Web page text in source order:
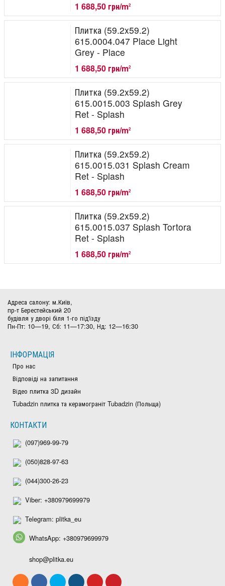
1 688,50 грн/m2
Плитка (59.2x59.2)
615.0004.047 Place Light
Grey - Place
1 688,50 грн/m2
Плитка (59.2x59.2)
615.0015.003 Splash Grey
Ret - Splash
1 688,50 грн/m2
Плитка (59.2x59.2)
615.0015.031 Splash Cream
Ret - Splash
1 688,50 грн/m2
Плитка (59.2x59.2)
615.0015.037 Splash Tortora
Ret - Splash
1 688,50 грн/m2
Адреса салону: м.Київ,
пр-т Берестейський 20
будівля у дворі біля 1-го під'їзду
Пн-Пт: 10—19, Сб: 11—17:30, Нд: 12—16:30
ІНФОРМАЦІЯ
Про нас
Відповіді на запитання
Відео плитка 3D дизайн
Tubadzin плитка та керамограніт Tubadzin (Польща)
КОНТАКТИ
(097)969-99-79
(050)828-97-63
(044)300-26-23
Viber: +380979699979
Telegram: plitka_eu
WhatsApp: +380979699979
shop@plitka.eu